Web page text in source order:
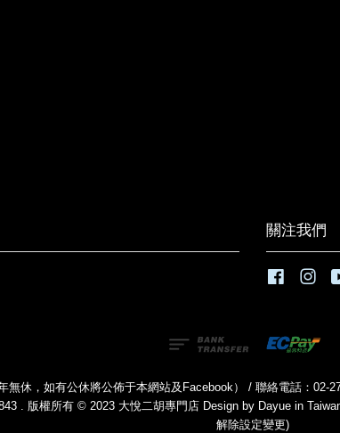
關注我們
Facebook
無休，如有公休將公佈于本網站及Facebook） / 聯絡電話：02-
. 版權所有 © 2023 大悅二胡專門店 Design by Dayue in
解除設定變更)